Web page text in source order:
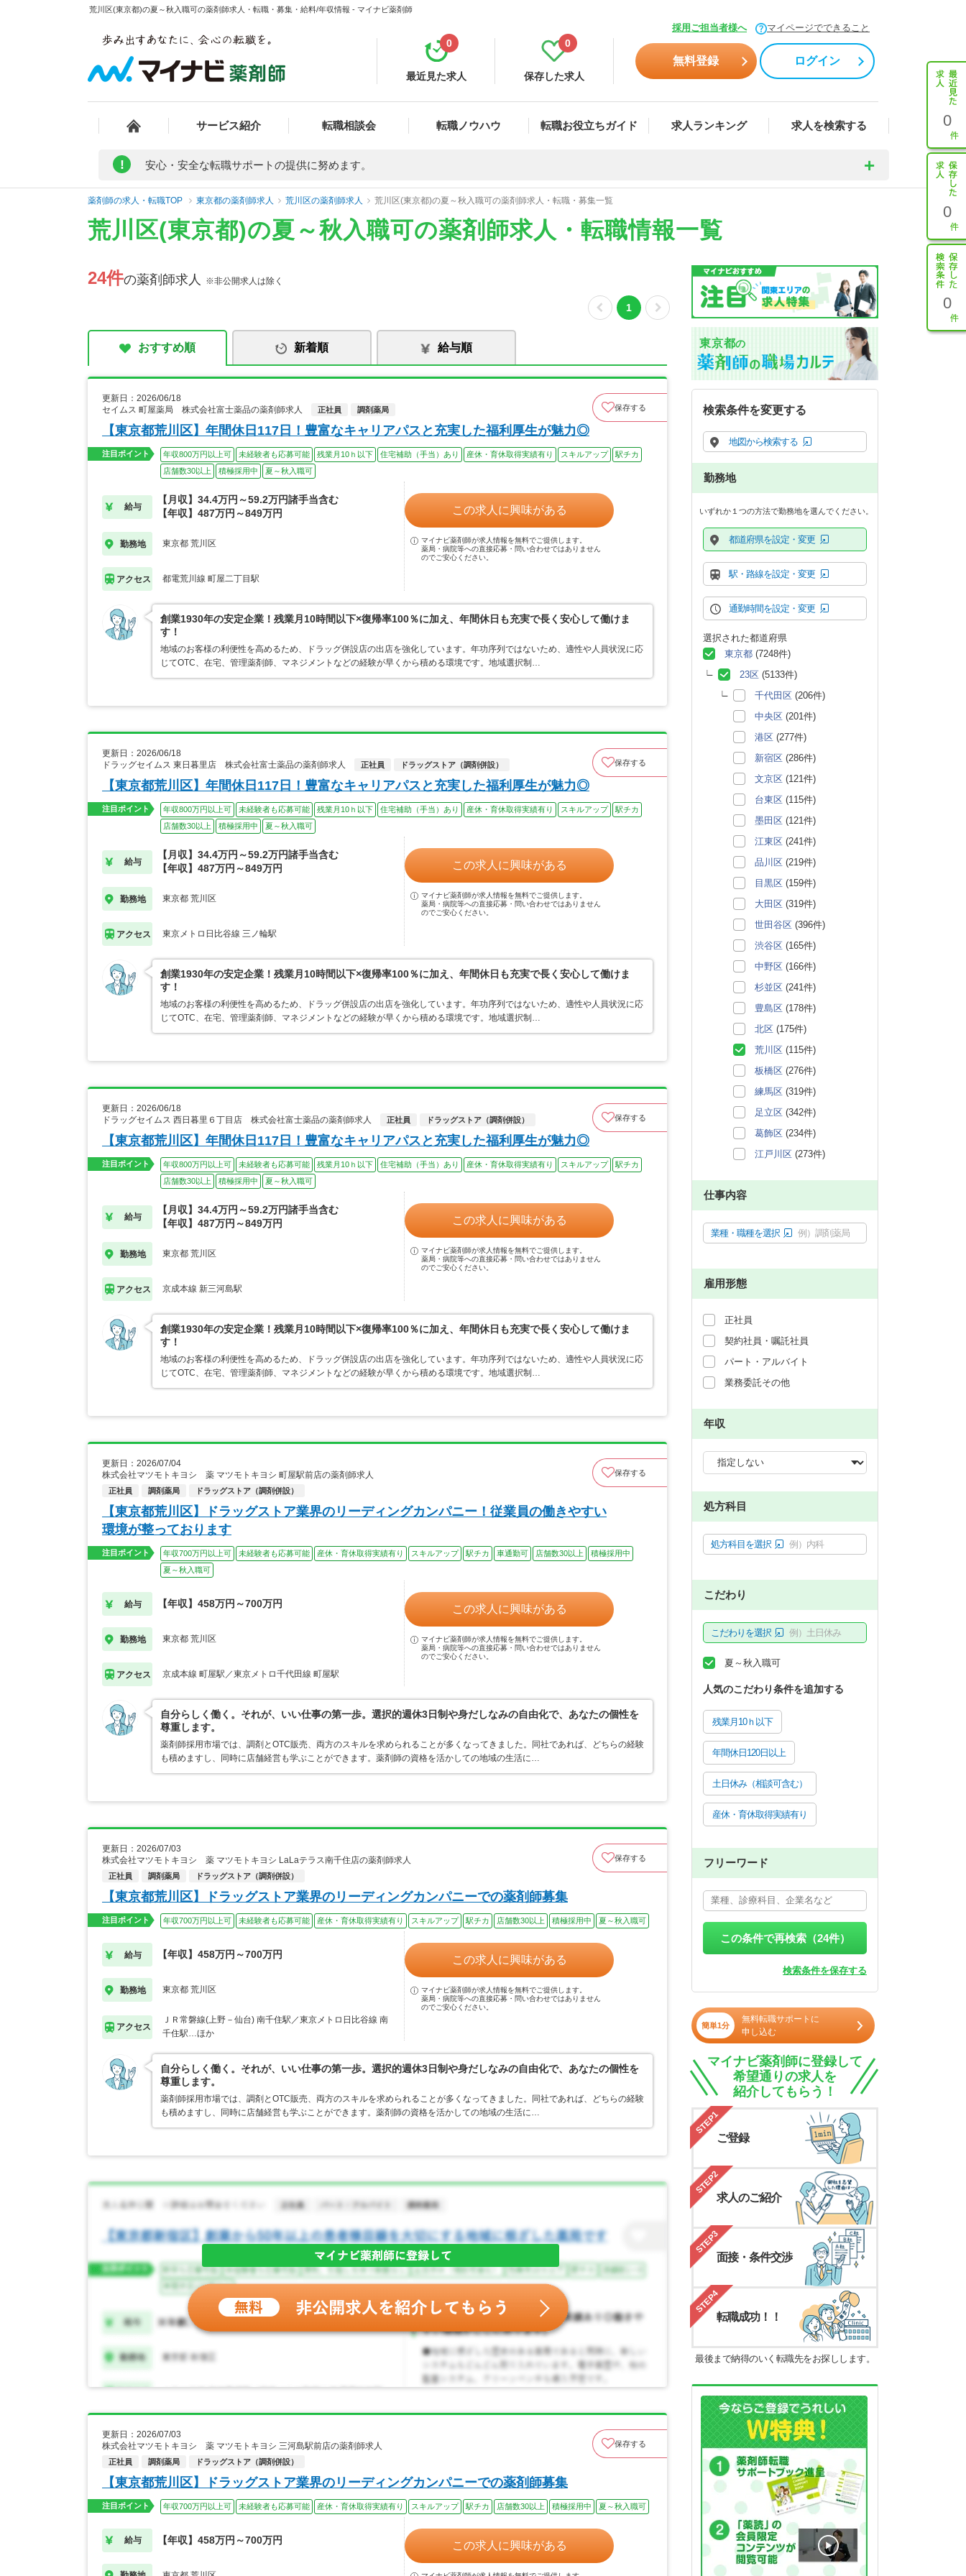
荒川区(東京都)の夏～秋入職可の薬剤師求人・転職・募集・給料/年収情報 - マイナビ薬剤師
採用ご担当者様へ マイページでできること
最近見た求人
0
保存した求人
0
無料登録 ログイン
サービス紹介 転職相談会 転職ノウハウ 転職お役立ちガイド 求人ランキング 求人を検索する 0
0
0
! 安心・安全な転職サポートの提供に努めます。
薬剤師の求人・転職TOP 東京都の薬剤師求人 荒川区の薬剤師求人 荒川区(東京都)の夏～秋入職可の薬剤師求人・転職・募集一覧
荒川区(東京都)の夏～秋入職可の薬剤師求人・転職情報一覧
24件の薬剤師求人 ※非公開求人は除く
1
おすすめ順 新着順 給与順
更新日：2026/06/18
セイムス 町屋薬局 株式会社富士薬品の薬剤師求人
正社員 調剤薬局 保存する
【東京都荒川区】年間休日117日！豊富なキャリアパスと充実した福利厚生が魅力◎
注目ポイント 年収800万円以上可 未経験者も応募可能 残業月10ｈ以下 住宅補助（手当）あり 産休・育休取得実績有り スキルアップ
駅チカ
店舗数30以上
積極採用中 夏～秋入職可
給与
【月収】34.4万円～59.2万円諸手当含む
【年収】487万円～849万円
勤務地 東京都 荒川区
アクセス 都電荒川線 町屋二丁目駅
この求人に興味がある
マイナビ薬剤師が求人情報を無料でご提供します。
薬局・病院等への直接応募・問い合わせではありません
のでご安心ください。
創業1930年の安定企業！残業月10時間以下×復帰率100％に加え、年間休日も充実で長く安心して働けま
す！
地域のお客様の利便性を高めるため、ドラッグ併設店の出店を強化しています。年功序列ではないため、適性や人員状況に応
じてOTC、在宅、管理薬剤師、マネジメントなどの経験が早くから積める環境です。地域選択制…
更新日：2026/06/18
ドラッグセイムス 東日暮里店 株式会社富士薬品の薬剤師求人
正社員 ドラッグストア（調剤併設） 保存する
【東京都荒川区】年間休日117日！豊富なキャリアパスと充実した福利厚生が魅力◎
注目ポイント 年収800万円以上可 未経験者も応募可能 残業月10ｈ以下 住宅補助（手当）あり 産休・育休取得実績有り スキルアップ
駅チカ
店舗数30以上
積極採用中 夏～秋入職可
給与
【月収】34.4万円～59.2万円諸手当含む
【年収】487万円～849万円
勤務地 東京都 荒川区
アクセス 東京メトロ日比谷線 三ノ輪駅
この求人に興味がある
マイナビ薬剤師が求人情報を無料でご提供します。
薬局・病院等への直接応募・問い合わせではありません
のでご安心ください。
創業1930年の安定企業！残業月10時間以下×復帰率100％に加え、年間休日も充実で長く安心して働けま
す！
地域のお客様の利便性を高めるため、ドラッグ併設店の出店を強化しています。年功序列ではないため、適性や人員状況に応
じてOTC、在宅、管理薬剤師、マネジメントなどの経験が早くから積める環境です。地域選択制…
更新日：2026/06/18
ドラッグセイムス 西日暮里６丁目店 株式会社富士薬品の薬剤師求人
正社員 ドラッグストア（調剤併設） 保存する
【東京都荒川区】年間休日117日！豊富なキャリアパスと充実した福利厚生が魅力◎
注目ポイント 年収800万円以上可 未経験者も応募可能 残業月10ｈ以下 住宅補助（手当）あり 産休・育休取得実績有り スキルアップ
駅チカ
店舗数30以上
積極採用中 夏～秋入職可
給与
【月収】34.4万円～59.2万円諸手当含む
【年収】487万円～849万円
勤務地 東京都 荒川区
アクセス 京成本線 新三河島駅
この求人に興味がある
マイナビ薬剤師が求人情報を無料でご提供します。
薬局・病院等への直接応募・問い合わせではありません
のでご安心ください。
創業1930年の安定企業！残業月10時間以下×復帰率100％に加え、年間休日も充実で長く安心して働けま
す！
地域のお客様の利便性を高めるため、ドラッグ併設店の出店を強化しています。年功序列ではないため、適性や人員状況に応
じてOTC、在宅、管理薬剤師、マネジメントなどの経験が早くから積める環境です。地域選択制…
更新日：2026/07/04
株式会社マツモトキヨシ 薬 マツモトキヨシ 町屋駅前店の薬剤師求人
正社員 調剤薬局 ドラッグストア（調剤併設）
保存する
【東京都荒川区】ドラッグストア業界のリーディングカンパニー！従業員の働きやすい
環境が整っております
注目ポイント 年収700万円以上可 未経験者も応募可能 産休・育休取得実績有り スキルアップ 駅チカ 車通勤可 店舗数30以上
積極採用中
夏～秋入職可
給与 【年収】458万円～700万円
勤務地 東京都 荒川区
アクセス 京成本線 町屋駅／東京メトロ千代田線 町屋駅
この求人に興味がある
マイナビ薬剤師が求人情報を無料でご提供します。
薬局・病院等への直接応募・問い合わせではありません
のでご安心ください。
自分らしく働く。それが、いい仕事の第一歩。選択的週休3日制や身だしなみの自由化で、あなたの個性を
尊重します。
薬剤師採用市場では、調剤とOTC販売、両方のスキルを求められることが多くなってきました。同社であれば、どちらの経験
も積めますし、同時に店舗経営も学ぶことができます。薬剤師の資格を活かしての地域の生活に…
更新日：2026/07/03
株式会社マツモトキヨシ 薬 マツモトキヨシ LaLaテラス南千住店の薬剤師求人
正社員 調剤薬局 ドラッグストア（調剤併設）
保存する
【東京都荒川区】ドラッグストア業界のリーディングカンパニーでの薬剤師募集
注目ポイント 年収700万円以上可 未経験者も応募可能 産休・育休取得実績有り スキルアップ 駅チカ 店舗数30以上 積極採用中 夏～秋入職可
給与 【年収】458万円～700万円
勤務地 東京都 荒川区
アクセス
ＪＲ常磐線(上野－仙台) 南千住駅／東京メトロ日比谷線 南
千住駅…ほか
この求人に興味がある
マイナビ薬剤師が求人情報を無料でご提供します。
薬局・病院等への直接応募・問い合わせではありません
のでご安心ください。
自分らしく働く。それが、いい仕事の第一歩。選択的週休3日制や身だしなみの自由化で、あなたの個性を
尊重します。
薬剤師採用市場では、調剤とOTC販売、両方のスキルを求められることが多くなってきました。同社であれば、どちらの経験
も積めますし、同時に店舗経営も学ぶことができます。薬剤師の資格を活かしての地域の生活に…
更新日：2026/07/03
株式会社マツモトキヨシ 薬 マツモトキヨシ 三河島駅前店の薬剤師求人
正社員 調剤薬局 ドラッグストア（調剤併設）
保存する
【東京都荒川区】ドラッグストア業界のリーディングカンパニーでの薬剤師募集
注目ポイント 年収700万円以上可 未経験者も応募可能 産休・育休取得実績有り スキルアップ 駅チカ 店舗数30以上 積極採用中 夏～秋入職可
給与 【年収】458万円～700万円 この求人に興味がある
東京都の
検索条件を変更する
地図から検索する
勤務地
いずれか１つの方法で勤務地を選んでください。
都道府県を設定・変更
駅・路線を設定・変更
通勤時間を設定・変更
選択された都道府県
東京都 (7248件)
23区 (5133件)
千代田区 (206件)
中央区 (201件)
港区 (277件)
新宿区 (286件)
文京区 (121件)
台東区 (115件)
墨田区 (121件)
江東区 (241件)
品川区 (219件)
目黒区 (159件)
大田区 (319件)
世田谷区 (396件)
渋谷区 (165件)
中野区 (166件)
杉並区 (241件)
豊島区 (178件)
北区 (175件)
荒川区 (115件)
板橋区 (276件)
練馬区 (319件)
足立区 (342件)
葛飾区 (234件)
江戸川区 (273件)
仕事内容
業種・職種を選択 例）調剤薬局
雇用形態
正社員
契約社員・嘱託社員
パート・アルバイト
業務委託その他
年収
処方科目
処方科目を選択 例）内科
こだわり
こだわりを選択 例）土日休み
夏～秋入職可
人気のこだわり条件を追加する
残業月10ｈ以下
年間休日120日以上
土日休み（相談可含む）
産休・育休取得実績有り
フリーワード
この条件で再検索（24件）
検索条件を保存する
簡単1分
無料転職サポートに
申し込む
マイナビ薬剤師に登録して
希望通りの求人を
紹介してもらう！
STEP1
ご登録
STEP2
求人のご紹介
STEP3
面接・条件交渉
STEP4
転職成功！！
最後まで納得のいく転職先をお探しします。